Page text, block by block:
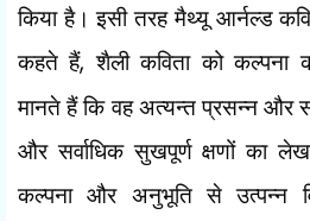
किया है। इसी तरह मैथ्यू आर्नल्ड
कहते हैं,शैली कविता को कल्पना
मानते हैं कि वह अत्यन्त प्रसन्न और
और सर्वाधिक सुखपूर्ण क्षणों का
कल्पना और अनुभूति से उत्पन्न